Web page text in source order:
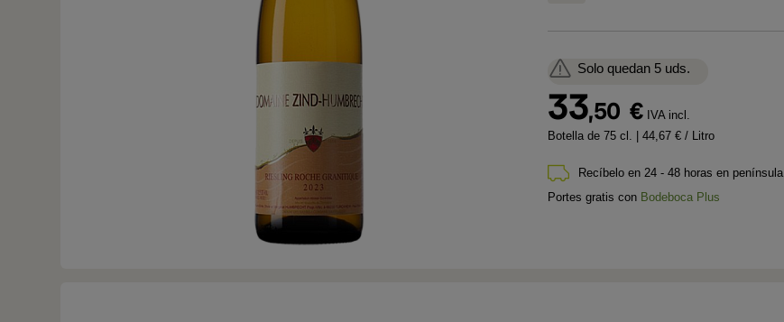
Solo quedan 5 uds.
33,50 € IVA incl.
Botella de 75 cl. | 44,67 € / Litro
Recíbelo en 24 - 48 horas en península
Portes gratis con Bodeboca Plus